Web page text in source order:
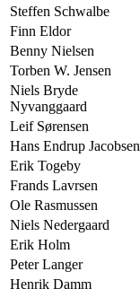
Steffen Schwalbe
Finn Eldor
Benny Nielsen
Torben W. Jensen
Niels Bryde
Nyvanggaard
Leif Sørensen
Hans Endrup Jacobsen
Erik Togeby
Frands Lavrsen
Ole Rasmussen
Niels Nedergaard
Erik Holm
Peter Langer
Henrik Damm